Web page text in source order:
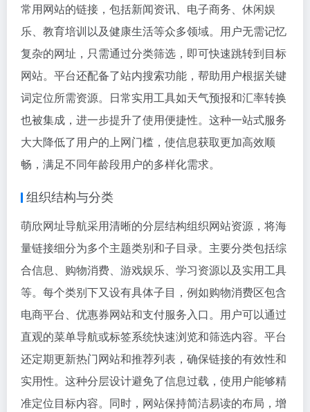
常用网站的链接，包括新闻资讯、电子商务、休闲娱
乐、教育培训以及健康生活等众多领域。用户无需记忆
复杂的网址，只需通过分类筛选，即可快速跳转到目标
网站。平台还配备了站内搜索功能，帮助用户根据关键
词定位所需资源。日常实用工具如天气预报和汇率转换
也被集成，进一步提升了使用便捷性。这种一站式服务
大大降低了用户的上网门槛，使信息获取更加高效顺
畅，满足不同年龄段用户的多样化需求。
组织结构与分类
萌欣网址导航采用清晰的分层结构组织网站资源，将海
量链接细分为多个主题类别和子目录。主要分类包括综
合信息、购物消费、游戏娱乐、学习资源以及实用工具
等。每个类别下又设有具体子目，例如购物消费区包含
电商平台、优惠券网站和支付服务入口。用户可以通过
直观的菜单导航或标签系统快速浏览和筛选内容。平台
还定期更新热门网站和推荐列表，确保链接的有效性和
实用性。这种分层设计避免了信息过载，使用户能够精
准定位目标内容。同时，网站保持简洁易读的布局，增